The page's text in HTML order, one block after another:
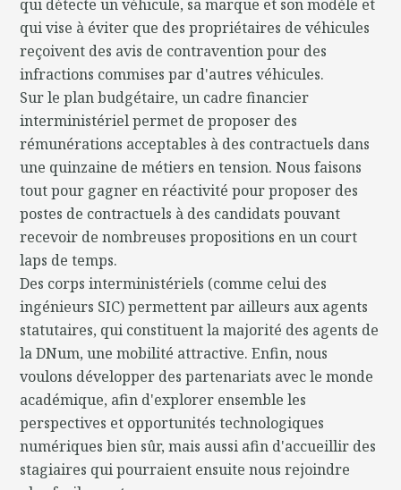
qui détecte un véhicule, sa marque et son modèle et
qui vise à éviter que des propriétaires de véhicules
reçoivent des avis de contravention pour des
infractions commises par d'autres véhicules.
Sur le plan budgétaire, un cadre financier
interministériel permet de proposer des
rémunérations acceptables à des contractuels dans
une quinzaine de métiers en tension. Nous faisons
tout pour gagner en réactivité pour proposer des
postes de contractuels à des candidats pouvant
recevoir de nombreuses propositions en un court
laps de temps.
Des corps interministériels (comme celui des
ingénieurs SIC) permettent par ailleurs aux agents
statutaires, qui constituent la majorité des agents de
la DNum, une mobilité attractive. Enfin, nous
voulons développer des partenariats avec le monde
académique, afin d'explorer ensemble les
perspectives et opportunités technologiques
numériques bien sûr, mais aussi afin d'accueillir des
stagiaires qui pourraient ensuite nous rejoindre